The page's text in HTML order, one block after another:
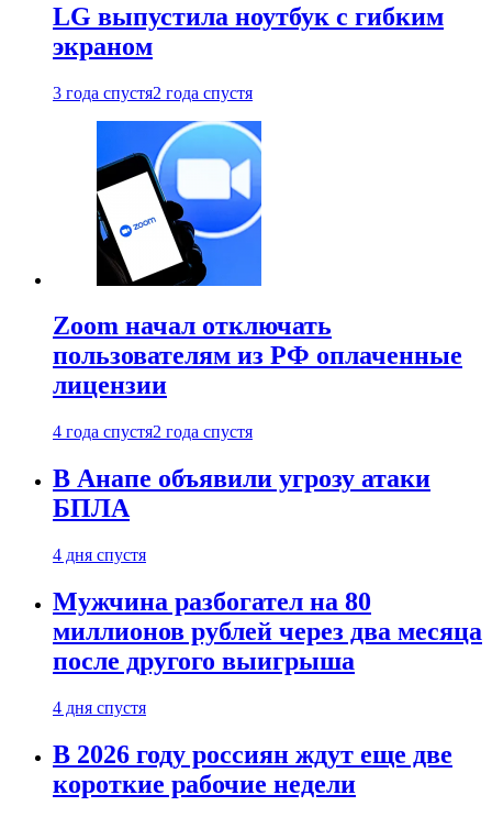
LG выпустила ноутбук с гибким
экраном
3 года спустя2 года спустя
Zoom начал отключать
пользователям из РФ оплаченные
лицензии
4 года спустя2 года спустя
В Анапе объявили угрозу атаки
БПЛА
4 дня спустя
Мужчина разбогател на 80
миллионов рублей через два месяца
после другого выигрыша
4 дня спустя
В 2026 году россиян ждут еще две
короткие рабочие недели